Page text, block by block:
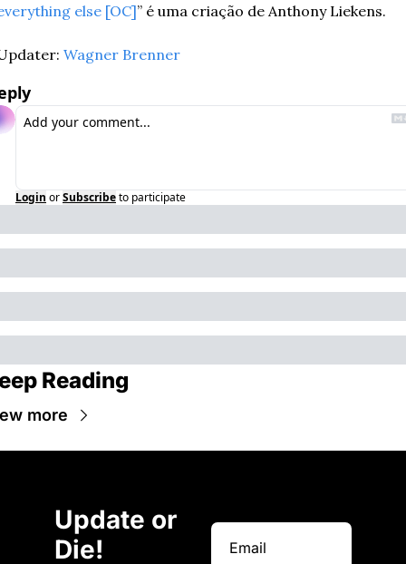
else [OC]” é uma criação de Anthony Liekens.
Wagner Brenner
Login orSubscribeto participate
Reading
more
Update or
Die!